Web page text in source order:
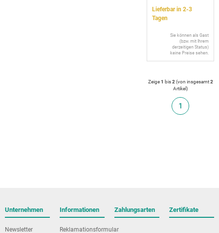
Lieferbar in 2-3
Tagen
Sie können als Gast
(bzw. mit Ihrem
derzeitigen Status)
keine Preise sehen.
Zeige1 bis2(von insgesamt2
Artikel)
1
Unternehmen
Newsletter
Informationen
Reklamationsformular
Zahlungsarten Zertifikate